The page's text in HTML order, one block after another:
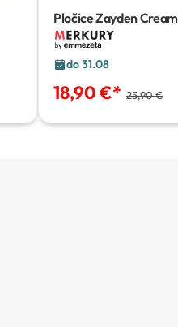
Pločice Zayden Cream
cm
do 31.08
18,90 €* 25,90 €